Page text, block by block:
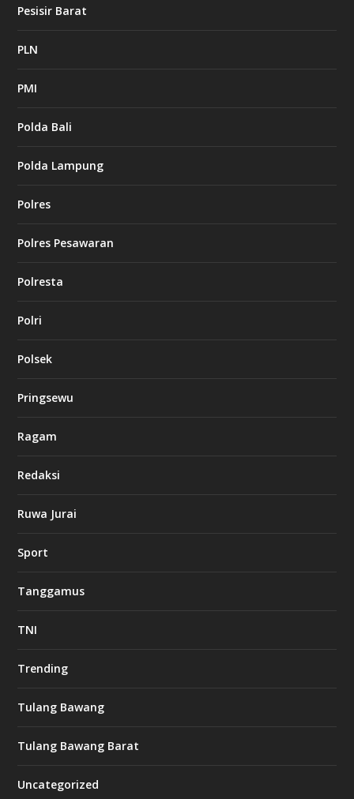
Pesisir Barat
PLN
PMI
Polda Bali
Polda Lampung
Polres
Polres Pesawaran
Polresta
Polri
Polsek
Pringsewu
Ragam
Redaksi
Ruwa Jurai
Sport
Tanggamus
TNI
Trending
Tulang Bawang
Tulang Bawang Barat
Uncategorized